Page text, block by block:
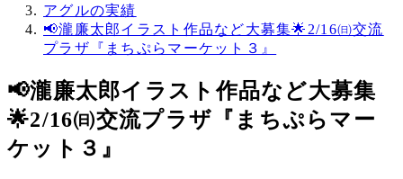
アグルの実績
📢瀧廉太郎イラスト作品など大募集🌟2/16㈰交流
プラザ『まちぷらマーケット３』
📢瀧廉太郎イラスト作品など大募集
🌟2/16㈰交流プラザ『まちぷらマー
ケット３』